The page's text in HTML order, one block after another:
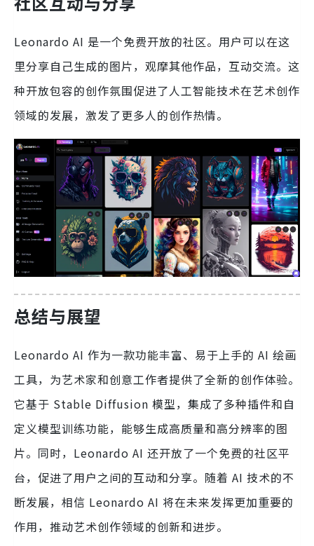
Leonardo AI 是一个免费开放的社区。用户可以在这
里分享自己生成的图片，观摩其他作品，互动交流。这
种开放包容的创作氛围促进了人工智能技术在艺术创作
领域的发展，激发了更多人的创作热情。
总结与展望
Leonardo AI 作为一款功能丰富、易于上手的 AI 绘画
工具，为艺术家和创意工作者提供了全新的创作体验。
它基于 Stable Diffusion 模型，集成了多种插件和自
定义模型训练功能，能够生成高质量和高分辨率的图
片。同时，Leonardo AI 还开放了一个免费的社区平
台，促进了用户之间的互动和分享。随着 AI 技术的不
断发展，相信 Leonardo AI 将在未来发挥更加重要的
作用，推动艺术创作领域的创新和进步。